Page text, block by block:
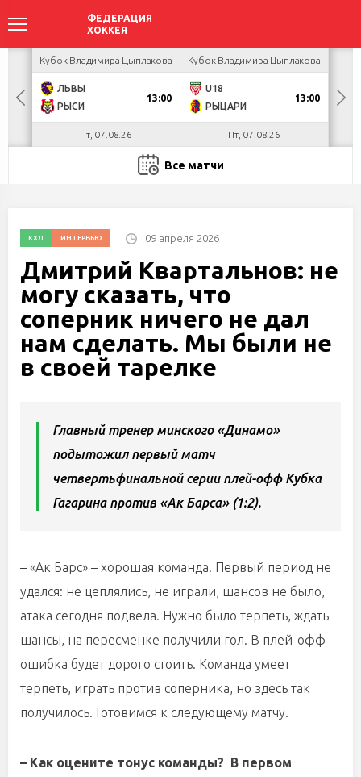
Кубок Владимира Цыплакова
ЛЬВЫ
РЫСИ
13:00
Пт, 07.08.26
Кубок Владимира Цыплакова
U18
РЫЦАРИ
13:00
Пт, 07.08.26
Все матчи
КХЛ ИНТЕРВЬЮ 09 апреля 2026
Дмитрий Квартальнов: не
могу сказать, что
соперник ничего не дал
нам сделать. Мы были не
в своей тарелке
Главный тренер минского «Динамо»
подытожил первый матч
четвертьфинальной серии плей-офф Кубка
Гагарина против «Ак Барса» (1:2).
– «Ак Барс» – хорошая команда. Первый период не
удался: не цеплялись, не играли, шансов не было,
атака сегодня подвела. Нужно было терпеть, ждать
шансы, на пересменке получили гол. В плей-офф
ошибка будет дорого стоить. Команда умеет
терпеть, играть против соперника, но здесь так
получилось. Готовимся к следующему матчу.
– Как оцените тонус команды? В первом